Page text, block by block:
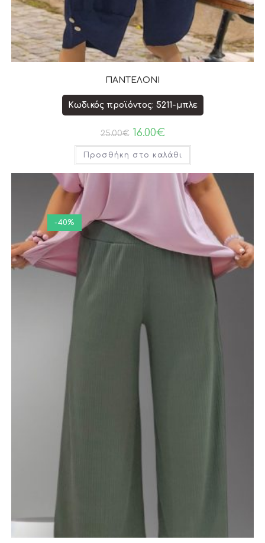
ΠΑΝΤΕΛΟΝΙ
Κωδικός προϊόντος: 5211-μπλε
25.00€ 16.00€
Προσθήκη στο καλάθι
-40%